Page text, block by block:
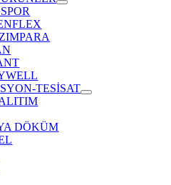
TESİSAT
DÖKÜM